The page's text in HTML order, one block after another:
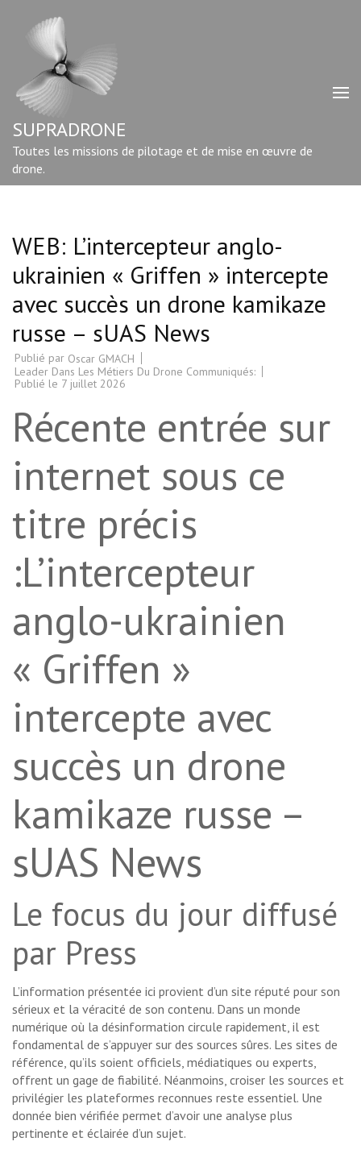
contenu
Entrée)
SUPRADRONE
Toutes les missions de pilotage et de mise en œuvre de
drone.
WEB: L’intercepteur anglo-
ukrainien « Griffen » intercepte
avec succès un drone kamikaze
russe – sUAS News
Publié par Oscar GMACH
Leader Dans Les Métiers Du Drone Communiqués:
Publié le 7 juillet 2026
Récente entrée sur
internet sous ce
titre précis
:L’intercepteur
anglo-ukrainien
« Griffen »
intercepte avec
succès un drone
kamikaze russe –
sUAS News
Le focus du jour diffusé
par Press
L’information présentée ici provient d’un site réputé pour son
sérieux et la véracité de son contenu. Dans un monde
numérique où la désinformation circule rapidement, il est
fondamental de s’appuyer sur des sources sûres. Les sites de
référence, qu’ils soient officiels, médiatiques ou experts,
offrent un gage de fiabilité. Néanmoins, croiser les sources et
privilégier les plateformes reconnues reste essentiel. Une
donnée bien vérifiée permet d’avoir une analyse plus
pertinente et éclairée d’un sujet.